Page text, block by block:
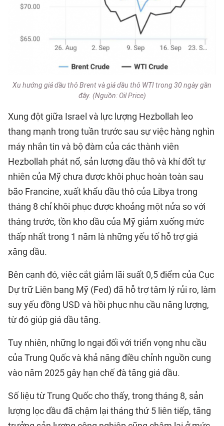
Xu hướng giá dầu thô Brent và giá dầu thô WTI trong 30 ngày gần
đây. (Nguồn: Oil Price)
Xung đột giữa Israel và lực lượng Hezbollah leo
thang mạnh trong tuần trước sau sự việc hàng nghìn
máy nhắn tin và bộ đàm của các thành viên
Hezbollah phát nổ, sản lượng dầu thô và khí đốt tự
nhiên của Mỹ chưa được khôi phục hoàn toàn sau
bão Francine, xuất khẩu dầu thô của Libya trong
tháng 8 chỉ khôi phục được khoảng một nửa so với
tháng trước, tồn kho dầu của Mỹ giảm xuống mức
thấp nhất trong 1 năm là những yếu tố hỗ trợ giá
xăng dầu.
Bên cạnh đó, việc cắt giảm lãi suất 0,5 điểm của Cục
Dự trữ Liên bang Mỹ (Fed) đã hỗ trợ tâm lý rủi ro, làm
suy yếu đồng USD và hồi phục nhu cầu năng lượng,
từ đó giúp giá dầu tăng.
Tuy nhiên, những lo ngại đối với triển vọng nhu cầu
của Trung Quốc và khả năng điều chỉnh nguồn cung
vào năm 2025 gây hạn chế đà tăng giá dầu.
Số liệu từ Trung Quốc cho thấy, trong tháng 8, sản
lượng lọc dầu đã chậm lại tháng thứ 5 liên tiếp, tăng